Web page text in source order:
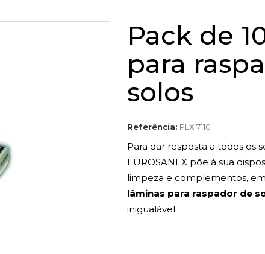
Pack de
para
solos
Referência: PLX 7110
Para dar resposta a todos os
EUROSANEX põe à sua
limpeza e complementos,
lâminas para raspador de
inigualável.